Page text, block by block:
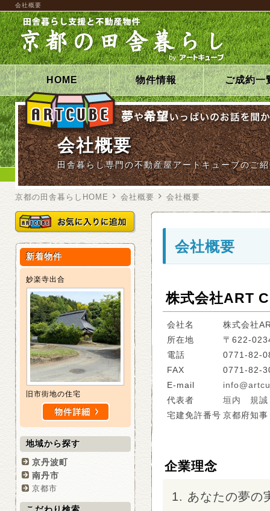
会社概要
HOME 物件情報 ご成約一
会社概要
田舎暮らし専門の不動産屋アートキューブのご
京都の田舎暮らしHOME 会社概要 会社概要
会社概要
株式会社ART
会社名
株式会社
所在地
〒622-
電話
0771-82-
FAX
0771-82-
E-mail
代表者
垣内 規誠
宅建免許番号 京都府知
企業理念
1. あなたの夢の
新着物件
妙楽寺出合
旧市街地の住宅
地域から探す
京丹波町
南丹市
京都市